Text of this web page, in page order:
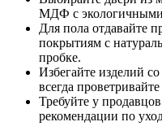
МДФ с
Для пола отдавайте
покрытиям с
пробке.
Избегайте изделий
всегда
Требуйте у
рекомендации по